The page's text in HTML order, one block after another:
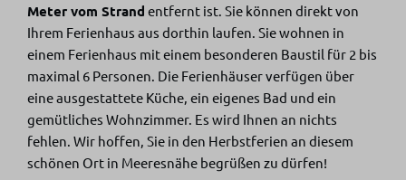
Meter vom Strand entfernt ist. Sie können direkt von
Ihrem Ferienhaus aus dorthin laufen. Sie wohnen in
einem Ferienhaus mit einem besonderen Baustil für 2 bis
maximal 6 Personen. Die Ferienhäuser verfügen über
eine ausgestattete Küche, ein eigenes Bad und ein
gemütliches Wohnzimmer. Es wird Ihnen an nichts
fehlen. Wir hoffen, Sie in den Herbstferien an diesem
schönen Ort in Meeresnähe begrüßen zu dürfen!